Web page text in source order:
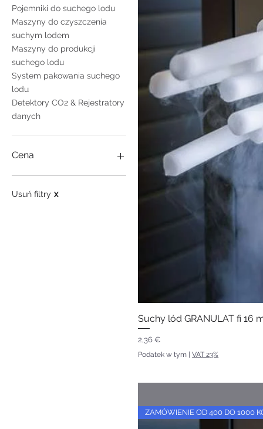
Pojemniki do suchego lodu
Maszyny do czyszczenia
suchym lodem
Maszyny do produkcji
suchego lodu
System pakowania suchego
lodu
Detektory CO2 & Rejestratory
danych
Cena
1 €
Usuń filtry X
Suchy lód GRANULAT fi 16
Cena
2,36 €
Podatek w tym |VAT 23%
ZAMÓWIENIE OD 400 DO 1000